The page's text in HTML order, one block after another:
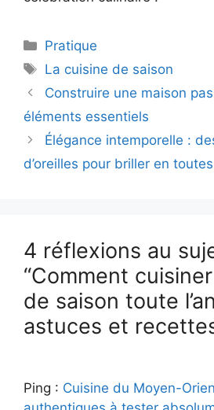
Catégories
Pratique
Étiquettes
La cuisine de saison
Construire une maison
éléments essentiels
Élégance intemporelle :
d’oreilles pour briller en
4 réflexions au
“Comment
de saison toute
astuces et
Ping : Cuisine du Moyen-